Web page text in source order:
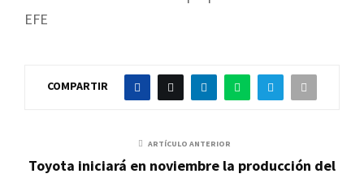
EFE
COMPARTIR
ARTÍCULO ANTERIOR
Toyota iniciará en noviembre la producción del